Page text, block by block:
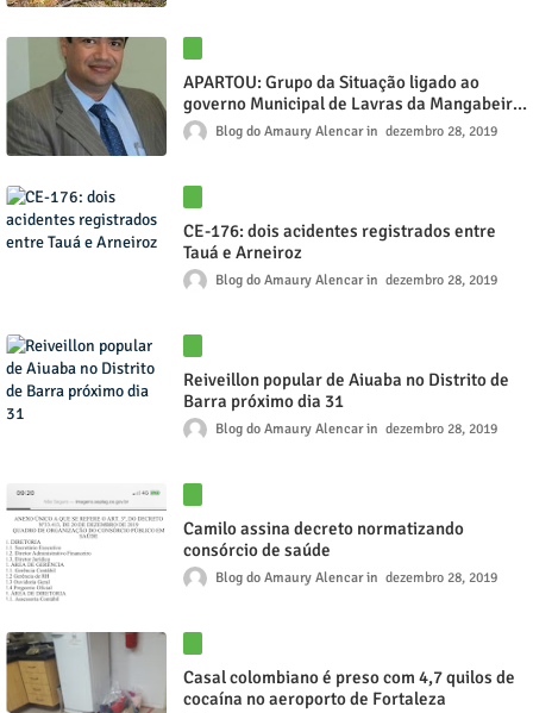
APARTOU: Grupo da Situação ligado ao
governo Municipal de Lavras da Mangabeira
terá dois a três pré candidatos a sucessão
municipal
Blog do Amaury Alencar dezembro 28, 2019
CE-176: dois acidentes registrados entre
Tauá e Arneiroz
Blog do Amaury Alencar dezembro 28, 2019
Reiveillon popular de Aiuaba no Distrito de
Barra próximo dia 31
Blog do Amaury Alencar dezembro 28, 2019
Camilo assina decreto normatizando
consórcio de saúde
Blog do Amaury Alencar dezembro 28, 2019
Casal colombiano é preso com 4,7 quilos de
cocaína no aeroporto de Fortaleza